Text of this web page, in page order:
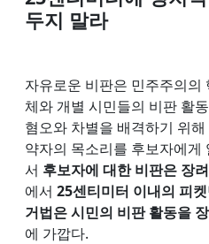
두지 말라
자유로운 비판은 민주주의
체와 개별 시민들의 비판 활
혐오와 차별을 배격하기 위
약자의 목소리를 후보자에게
서 후보자에 대한 비판은 장
에서 25센티미터 이내의 피
거법은 시민의 비판 활동을
에 가깝다.